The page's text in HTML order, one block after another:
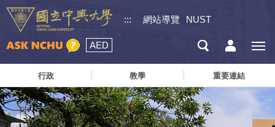
::: 網站導覽 NUST
AED
行政 教學 重要連結